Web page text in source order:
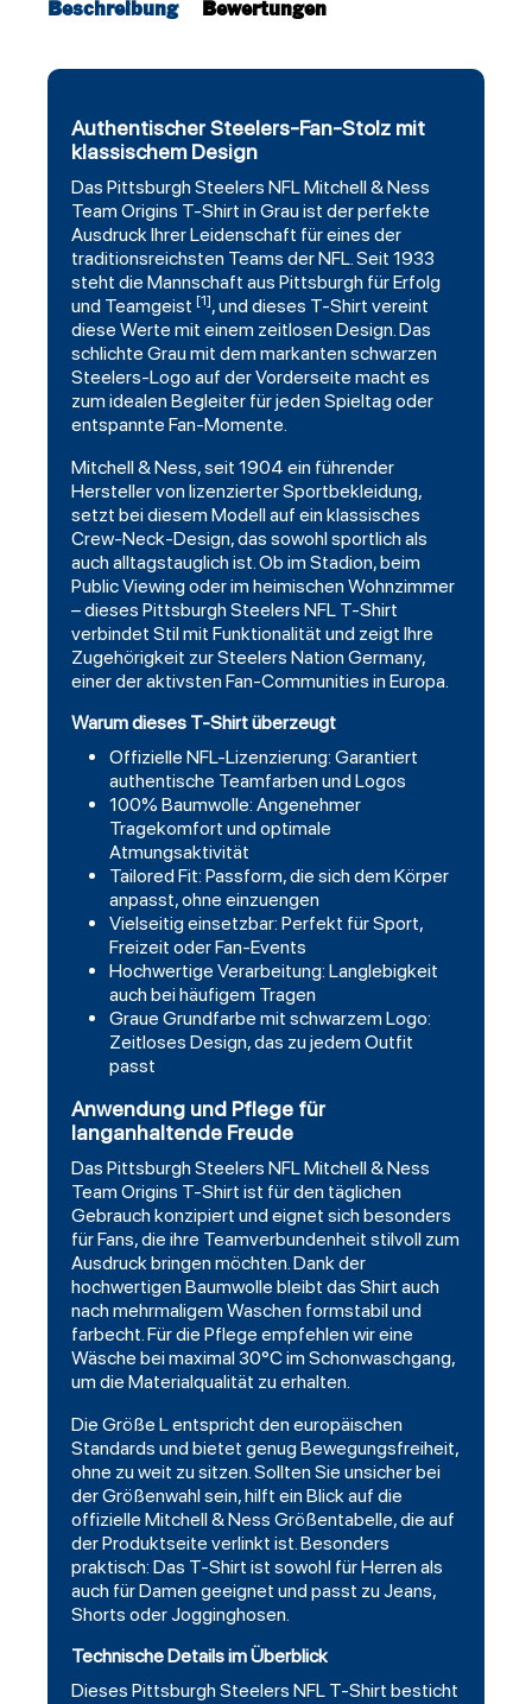
Beschreibung Bewertungen
Authentischer Steelers-Fan-Stolz mit
klassischem Design
Das Pittsburgh Steelers NFLMitchell& Ness
Team Origins T-Shirt in Grau ist der perfekte
Ausdruck Ihrer Leidenschaft für eines der
traditionsreichsten Teams der NFL. Seit 1933
steht die Mannschaft aus Pittsburgh für Erfolg
und Teamgeist [1], und dieses T-Shirt vereint
diese Werte mit einem zeitlosen Design. Das
schlichte Grau mit dem markanten schwarzen
Steelers-Logo auf der Vorderseite macht es
zum idealen Begleiter für jeden Spieltag oder
entspannte Fan-Momente.
Mitchell & Ness, seit 1904 ein führender
Hersteller von lizenzierter Sportbekleidung,
setzt bei diesem Modell auf ein klassisches
Crew-Neck-Design, das sowohl sportlich als
auch alltagstauglich ist. Ob im Stadion, beim
Public Viewing oder im heimischen Wohnzimmer
– dieses Pittsburgh Steelers NFL T-Shirt
verbindet Stil mit Funktionalität und zeigt Ihre
Zugehörigkeit zur Steelers Nation Germany,
einer der aktivsten Fan-Communities in Europa.
Warum dieses T-Shirt überzeugt
Offizielle NFL-Lizenzierung: Garantiert
authentische Teamfarben und Logos
100% Baumwolle: Angenehmer
Tragekomfort und optimale
Atmungsaktivität
Tailored Fit: Passform, die sich dem Körper
anpasst, ohne einzuengen
Vielseitig einsetzbar: Perfekt für Sport,
Freizeit oder Fan-Events
Hochwertige Verarbeitung: Langlebigkeit
auch bei häufigem Tragen
Graue Grundfarbe mit schwarzem Logo:
Zeitloses Design, das zu jedem Outfit
passt
Anwendung und Pflege für
langanhaltende Freude
Das Pittsburgh Steelers NFL Mitchell & Ness
Team Origins T-Shirt ist für den täglichen
Gebrauch konzipiert und eignet sich besonders
für Fans, die ihre Teamverbundenheit stilvoll zum
Ausdruck bringen möchten. Dank der
hochwertigen Baumwolle bleibt das Shirt auch
nach mehrmaligem Waschen formstabil und
farbecht. Für die Pflege empfehlen wir eine
Wäsche bei maximal 30°C im Schonwaschgang,
um die Materialqualität zu erhalten.
Die Größe L entspricht den europäischen
Standards und bietet genug Bewegungsfreiheit,
ohne zu weit zu sitzen. Sollten Sie unsicher bei
der Größenwahl sein, hilft ein Blick auf die
offizielle Mitchell & Ness Größentabelle, die auf
der Produktseite verlinkt ist. Besonders
praktisch: Das T-Shirt ist sowohl für Herren als
auch für Damen geeignet und passt zu Jeans,
Shorts oder Jogginghosen.
Technische Details im Überblick
Dieses Pittsburgh Steelers NFL T-Shirt besticht